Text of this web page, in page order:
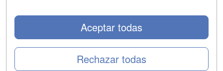
Rechazar todas
Aceptar todas